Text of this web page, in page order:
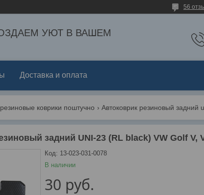
56
УЮТ В ВАШЕМ
Доставка и оплата
коврики поштучно
задний UNI-23 (RL black) VW Golf V,
В наличии
Код: 13-023-031-0078
30 руб.